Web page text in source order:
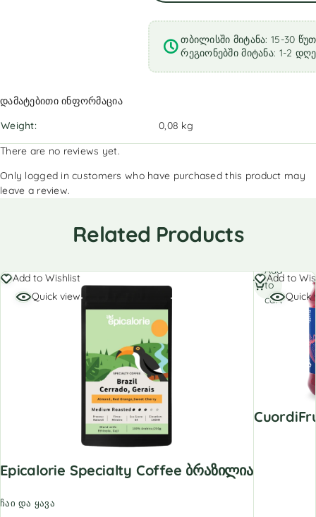
თბილისში მიტანა: 15-30
რეგიონებში მიტანა: 1-2 დღე
დამატებითი ინფორმაცია
Weight
0,08 kg
There are no reviews yet.
Only logged in customers who have purchased this product may
leave a review.
Related Products
Add to Wishlist
Quick view
Epicalorie Specialty Coffee Ბრაზილია
ჩაი და ყავა
Add to
Quick
Add
to
cart